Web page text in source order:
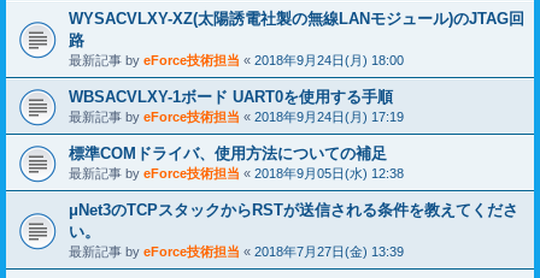
WYSACVLXY-XZ(太陽誘電社製の無線LANモジュール)のJTAG回
路
最新記事 by eForce技術担当 « 2018年9月24日(月) 18:00
WBSACVLXY-1ボード UART0を使用する手順
最新記事 by eForce技術担当 « 2018年9月24日(月) 17:19
標準COMドライバ、使用方法についての補足
最新記事 by eForce技術担当 « 2018年9月05日(水) 12:38
μNet3のTCPスタックからRSTが送信される条件を教えてくださ
い。
最新記事 by eForce技術担当 « 2018年7月27日(金) 13:39